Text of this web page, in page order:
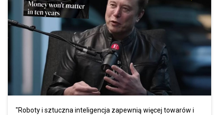
"Roboty i sztuczna inteligencja zapewnią więcej towarów i